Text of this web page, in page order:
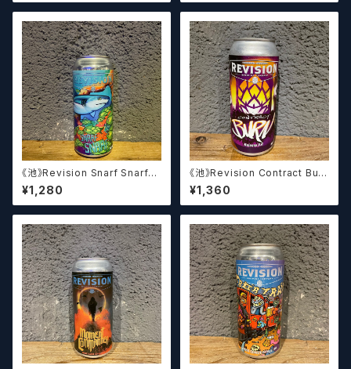
《池》Revision Snarf Snarf
(473ml) / スナーフ スナーフ
¥1,280
《池》Revision Contract Burn
3x Hazy IPA / コントラクト バ
ーン トリプルヘイジーIPA (47
3ml)【クラフトビール】
¥1,360